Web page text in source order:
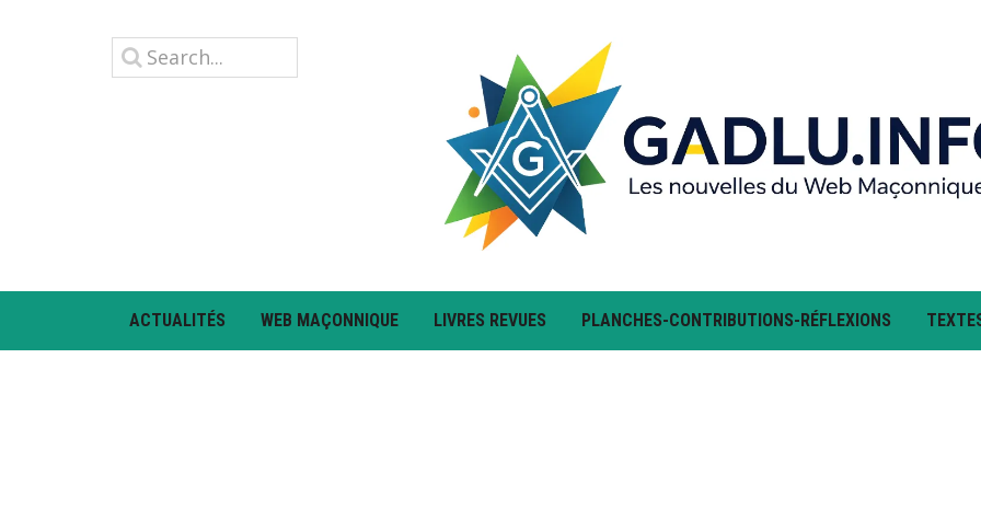
ACTUALITÉS WEB MAÇONNIQUE LIVRES REVUES PLANCHES-CONTRIBUTIONS-RÉFLEXIONS